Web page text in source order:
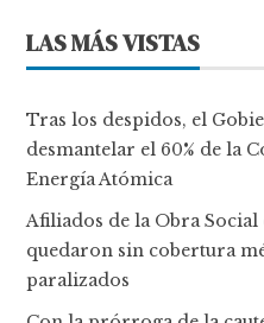
LAS MÁS VISTAS
Tras los despidos, el
desmantelar el 60% de la
Energía Atómica
Afiliados de la Obra Social
quedaron sin cobertura
paralizados